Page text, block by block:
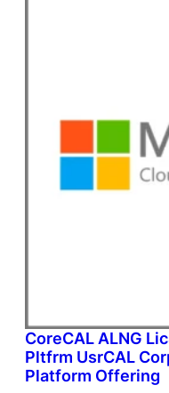
CoreCAL ALNG
Pltfrm UsrCAL
Platform Offering